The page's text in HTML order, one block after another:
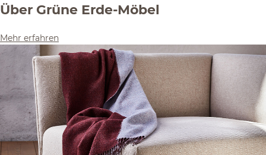
Über Grüne Erde-Möbel
Mehr erfahren